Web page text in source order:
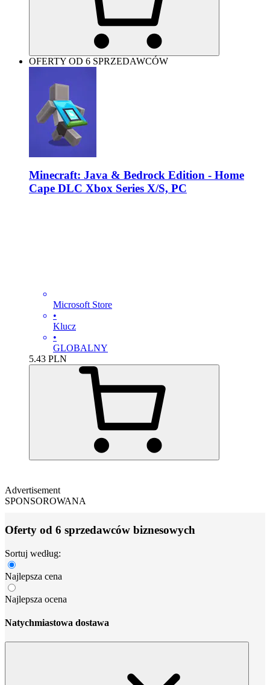
OFERTY OD 6 SPRZEDAWCÓW
Minecraft: Java & Bedrock Edition - Home
Cape DLC Xbox Series X/S, PC
Microsoft Store
•
Klucz
•
GLOBALNY
5.43 PLN
Advertisement
SPONSOROWANA
Oferty od 6 sprzedawców biznesowych
Sortuj według:
Najlepsza cena
Najlepsza ocena
Natychmiastowa dostawa